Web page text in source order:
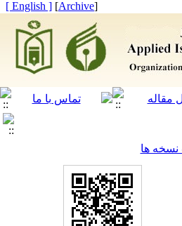
[
Archive
]
[ English ]
ها